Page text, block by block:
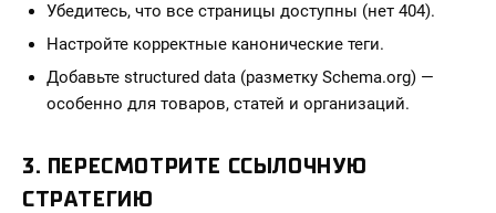
Убедитесь, что все страницы доступны (нет 404).
Настройте корректные канонические теги.
Добавьте structured data (разметку Schema.org) —
особенно для товаров, статей и организаций.
3. ПЕРЕСМОТРИТЕ ССЫЛОЧНУЮ
СТРАТЕГИЮ